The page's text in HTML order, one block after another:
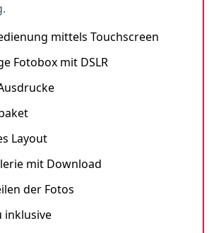
mittels Touchscreen
Fotobox mit DSLR
Layout
mit Download
der Fotos
inklusive